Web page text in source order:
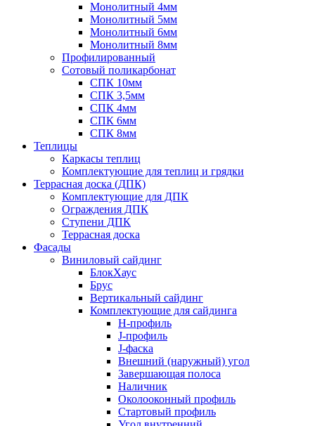
Монолитный 4мм
Монолитный 5мм
Монолитный 6мм
Монолитный 8мм
Профилированный
Сотовый поликарбонат
СПК 10мм
СПК 3,5мм
СПК 4мм
СПК 6мм
СПК 8мм
Теплицы
Каркасы теплиц
Комплектующие для теплиц и грядки
Террасная доска (ДПК)
Комплектующие для ДПК
Ограждения ДПК
Ступени ДПК
Террасная доска
Фасады
Виниловый сайдинг
БлокХаус
Брус
Вертикальный сайдинг
Комплектующие для сайдинга
H-профиль
J-профиль
J-фаска
Внешний (наружный) угол
Завершающая полоса
Наличник
Околооконный профиль
Стартовый профиль